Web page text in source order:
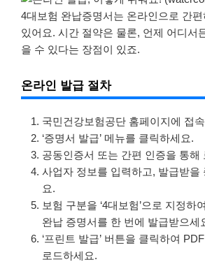
4대보험 완납증명서는 온라인으로 간
있어요. 시간 절약은 물론, 언제 어디서
을 수 있다는 장점이 있죠.
온라인 발급 절차
국민건강보험공단 홈페이지에 접
‘증명서 발급’ 메뉴를 클릭하세요.
공동인증서 또는 간편 인증을 통해
사업자 정보를 입력하고, 발급받을
요.
보험 구분을 ‘4대보험’으로 지정하
완납 증명서를 한 번에 발급받으세
‘프린트 발급’ 버튼을 클릭하여
로드하세요.